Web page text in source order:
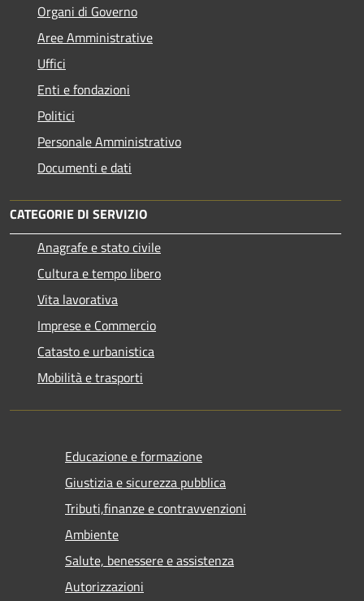
Organi di Governo
Aree Amministrative
Uffici
Enti e fondazioni
Politici
Personale Amministrativo
Documenti e dati
CATEGORIE DI SERVIZIO
Anagrafe e stato civile
Cultura e tempo libero
Vita lavorativa
Imprese e Commercio
Catasto e urbanistica
Mobilità e trasporti
Educazione e formazione
Giustizia e sicurezza pubblica
Tributi,finanze e contravvenzioni
Ambiente
Salute, benessere e assistenza
Autorizzazioni